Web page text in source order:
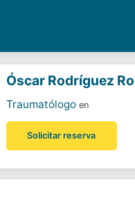
Rodríguez
Óscar Rodríguez
Traumatólogo en
Solicitar reserva